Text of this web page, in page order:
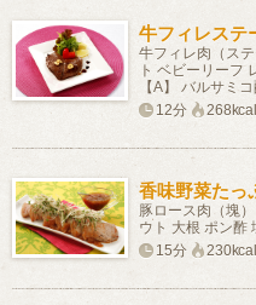
牛フィレステ
牛フィレ肉（ス
ト ベビーリーフ
【A】 バルサ
12分
268kcal
香味野菜た
豚ロース肉（塊
ウト 大根 ポン酢
15分
230kcal